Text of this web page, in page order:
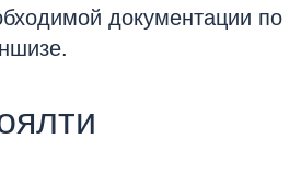
документации по